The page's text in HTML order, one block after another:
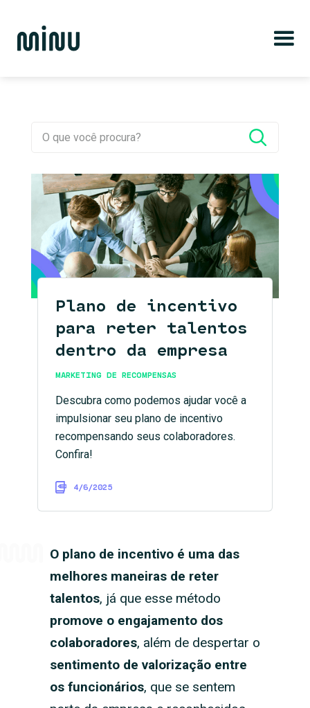
Plano de incentivo
para reter talentos
dentro da empresa
MARKETING DE RECOMPENSAS
Descubra como podemos ajudar você a
impulsionar seu plano de incentivo
recompensando seus colaboradores.
Confira!
4/6/2025
O plano de incentivo é uma das
melhores maneiras de reter
talentos, já que esse método
promove o engajamento dos
colaboradores, além de despertar o
sentimento de valorização entre
os funcionários, que se sentem